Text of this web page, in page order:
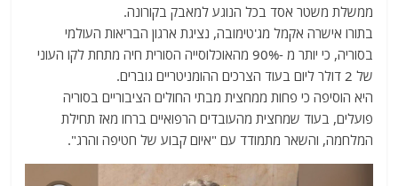
ממשלת משטר אסד בכל הנוגע למאבק בקורונה.
בתורו אישרה אקמל מג'טימובה, נציגת ארגון הבריאות העולמי
בסוריה, כי יותר מ -90% מהאוכלוסייה הסורית חיה מתחת לקו העוני
של 2 דולר ליום בעוד הצרכים ההומניטריים גוברים.
היא הוסיפה כי פחות ממחצית מבתי החולים הציבוריים בסוריה
פועלים, בעוד שמחצית מהעובדים הרפואיים ברחו מאז תחילת
המלחמה, והשאר מתמודד עם "איום קבוע של חטיפה והרג".